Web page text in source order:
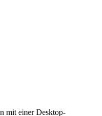
mit einer Desktop-